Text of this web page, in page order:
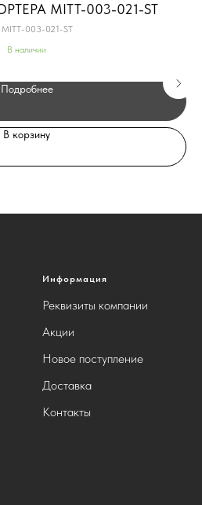
MITT-003-021-ST
MITT-003-021-ST
В наличии
Подробнее
В корзину
Информация
Реквизиты компании
Акции
Новое поступление
Доставка
Контакты